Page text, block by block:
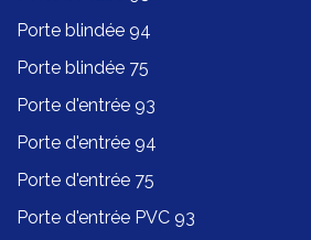
Porte blindée 94
Porte blindée 75
Porte d'entrée 93
Porte d'entrée 94
Porte d'entrée 75
Porte d'entrée PVC 93